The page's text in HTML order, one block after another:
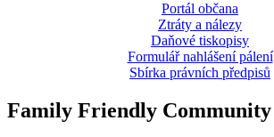
Portál občana
Ztráty a nálezy
Daňové tiskopisy
Formulář nahlášení pálení
Sbírka právních předpisů
Family Friendly Community